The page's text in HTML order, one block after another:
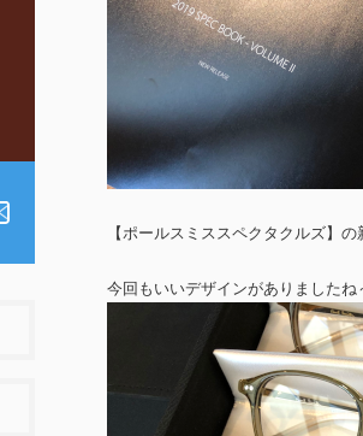
【ポールスミススペクタクルズ】
今回もいいデザインがありましたね